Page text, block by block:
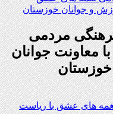
مردمی
معاونت جوانان